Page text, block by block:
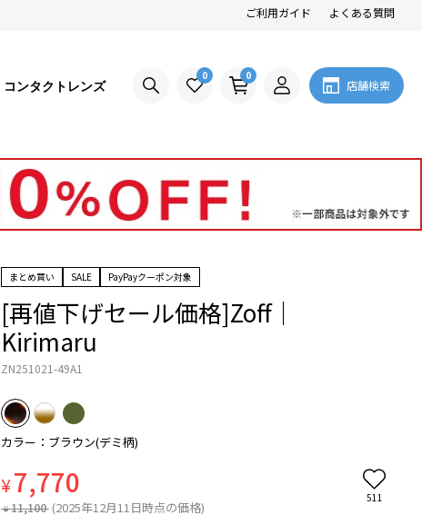
ご利用ガイド よくある質問
コンタクトレンズ
0 0
店舗検索
まとめ買い SALE PayPayクーポン対象
[再値下げセール価格]Zoff｜
Kirimaru
ZN251021-49A1
カラー：ブラウン(デミ柄)
¥7,770
¥ 11,100 (2025年12月11日時点の価格)
511